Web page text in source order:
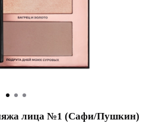
лица №1 (Сафи/Пушкин)